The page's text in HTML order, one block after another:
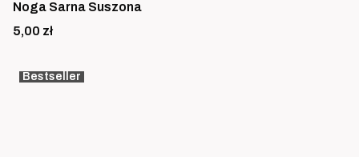
Noga Sarna Suszona
Cena
5,00 zł
Bestseller